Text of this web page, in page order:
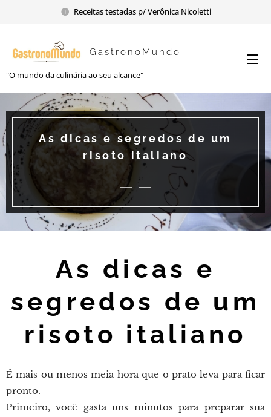
Receitas testadas p/ Verônica Nicoletti
GastronoMundo
"O mundo da culinária ao seu alcance"
As dicas e segredos de um
risoto italiano
As dicas e
segredos de um
risoto italiano
É mais ou menos meia hora que o prato leva para ficar
pronto.
Primeiro, você gasta uns minutos para preparar sua